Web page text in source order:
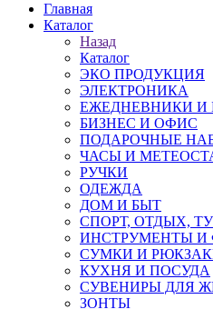
Главная
Каталог
Назад
Каталог
ЭКО ПРОДУКЦИЯ
ЭЛЕКТРОНИКА
ЕЖЕДНЕВНИКИ И
БИЗНЕС И ОФИС
ПОДАРОЧНЫЕ
ЧАСЫ И
РУЧКИ
ОДЕЖДА
ДОМ И БЫТ
СПОРТ, ОТДЫХ,
ИНСТРУМЕНТЫ И
СУМКИ И
КУХНЯ И ПОСУДА
СУВЕНИРЫ ДЛЯ
ЗОНТЫ